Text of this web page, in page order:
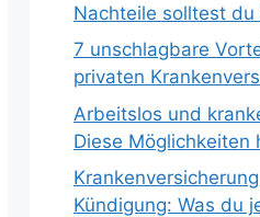
Nachteile solltest du
7 unschlagbare
privaten
Arbeitslos und
Diese Möglichkeiten
Kündigung: Was du